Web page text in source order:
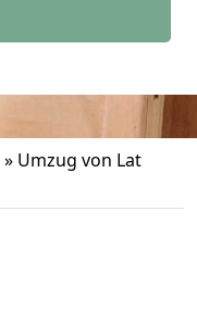
» Umzug von Lat